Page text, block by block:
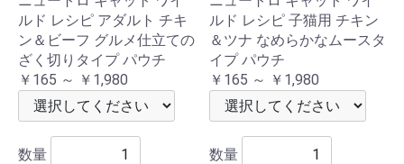
ルド レシピ アダルト チキ
ン＆ビーフ グルメ仕立ての
ざく切りタイプ パウチ
￥165 ～ ￥1,980
数量
ルド レシピ 子猫用 チキン
＆ツナ なめらかなムースタ
イプ パウチ
￥165 ～ ￥1,980
数量